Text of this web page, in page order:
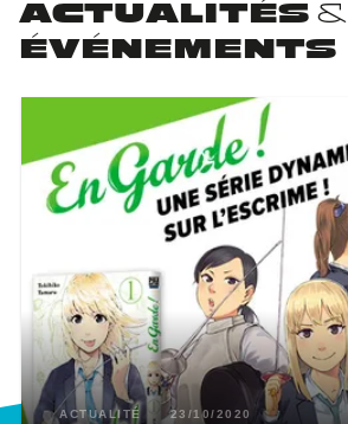
ACTUALITÉS &
ÉVÉNEMENTS
ACTUALITÉ 23/10/2020